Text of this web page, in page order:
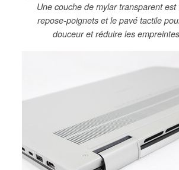
Une couche de mylar transparent est
repose-poignets et le pavé tactile
douceur et réduire les